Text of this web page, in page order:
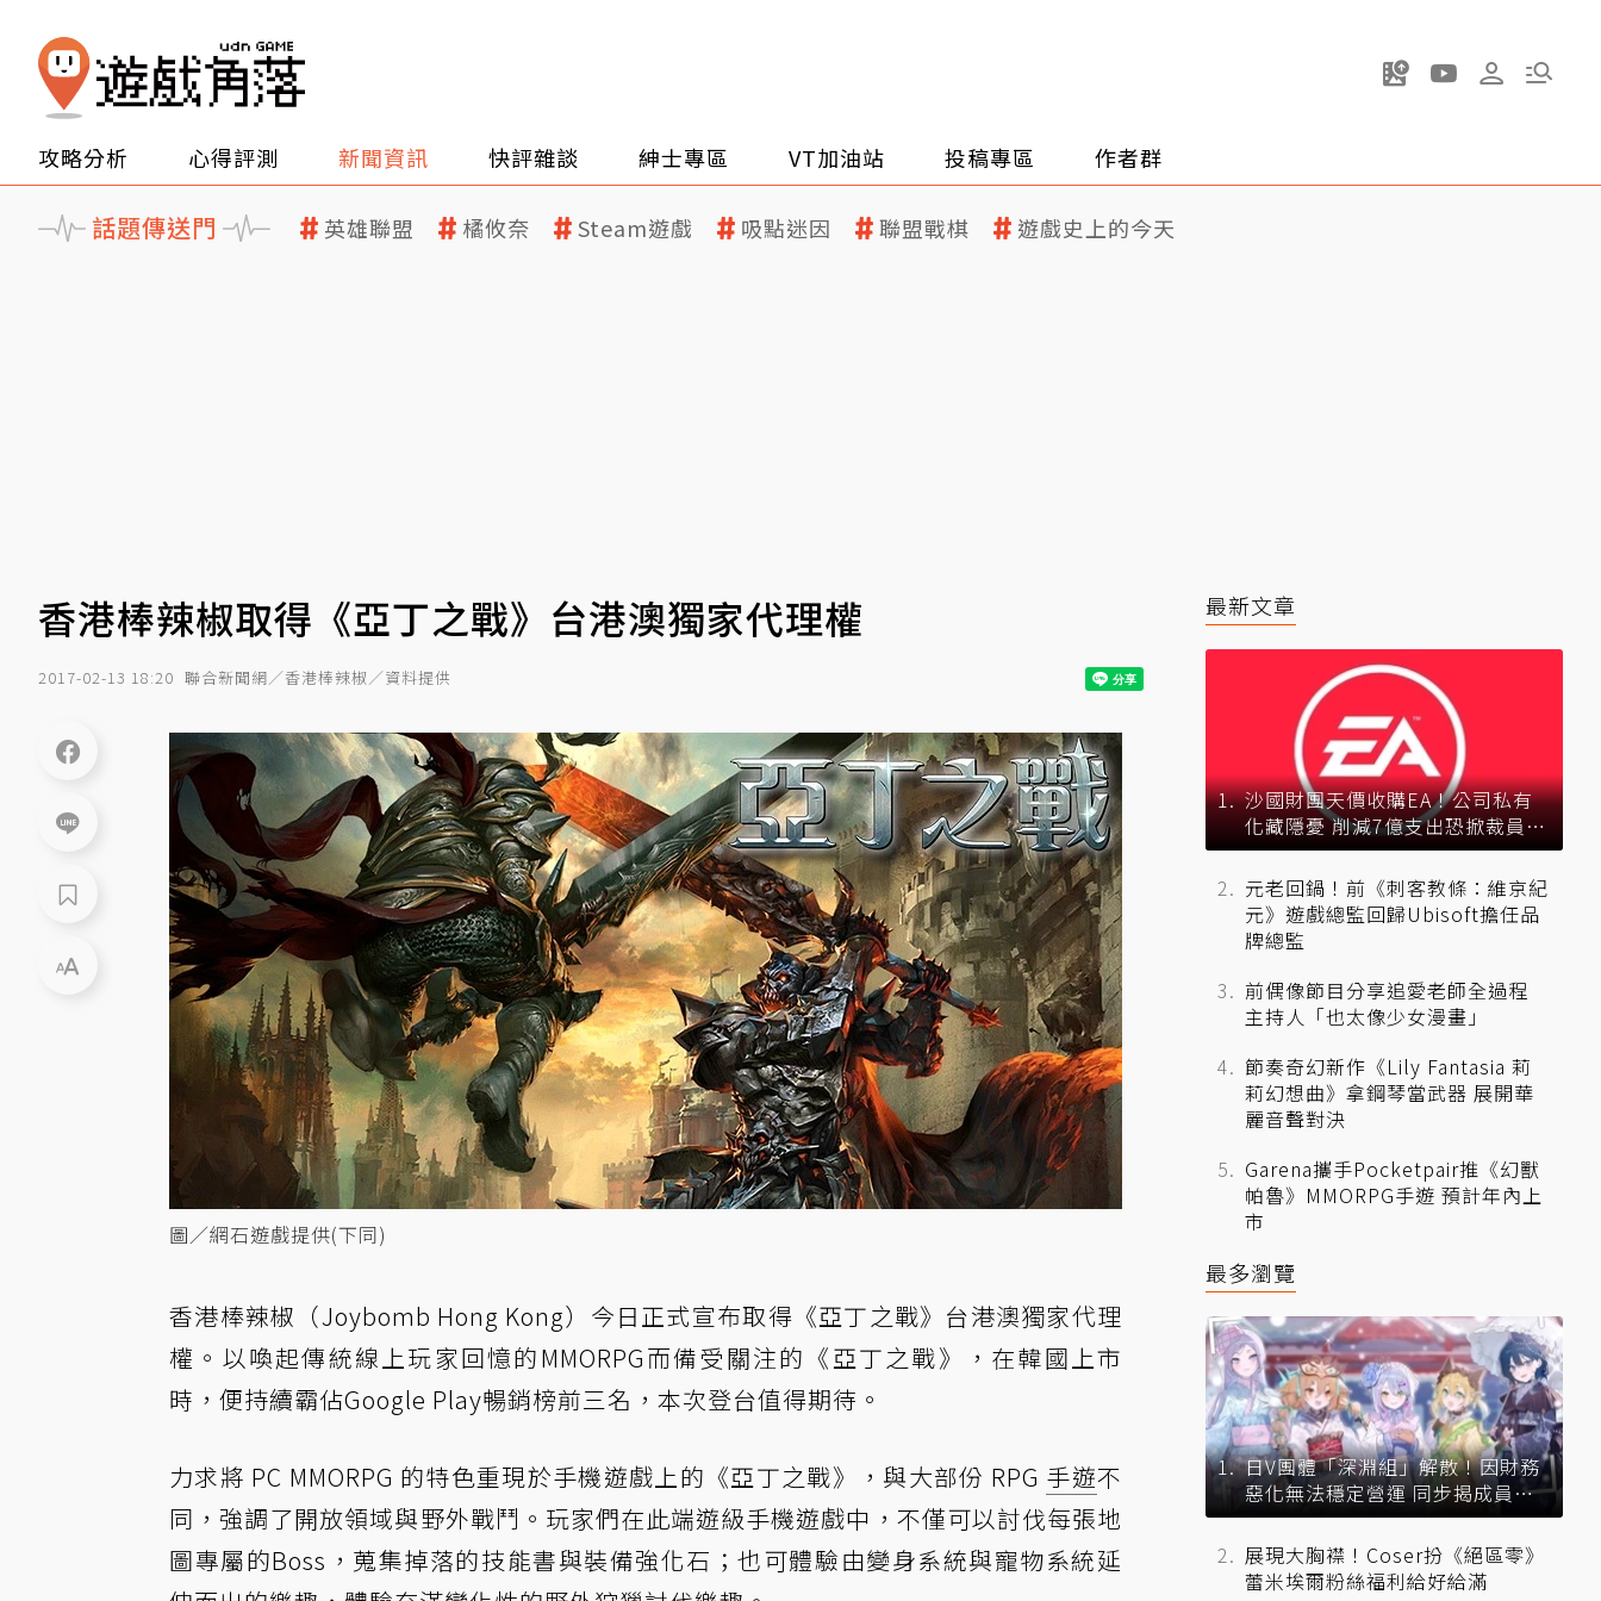
攻略分析 心得評測 新聞資訊 快評雜談 紳士專區 VT加油站 投稿專區 作者群
話題傳送門 英雄聯盟 橘攸奈 Steam遊戲 吸點迷因 聯盟戰棋 遊戲史上的今天
香港棒辣椒取得《亞丁之戰》台港澳獨家代理權
2017-02-13 18:20 聯合新聞網／香港棒辣椒／資料提供
圖／網石遊戲提供(下同)
香港棒辣椒（Joybomb Hong Kong）今日正式宣布取得《亞丁之戰》台港澳獨家代理
權。以喚起傳統線上玩家回憶的MMORPG而備受關注的《亞丁之戰》，在韓國上市
時，便持續霸佔Google Play暢銷榜前三名，本次登台值得期待。
力求將 PC MMORPG 的特色重現於手機遊戲上的《亞丁之戰》，與大部份 RPG 手遊不
同，強調了開放領域與野外戰鬥。玩家們在此端遊級手機遊戲中，不僅可以討伐每張地
圖專屬的Boss，蒐集掉落的技能書與裝備強化石；也可體驗由變身系統與寵物系統延
最新文章
沙國財團天價收購EA！公司私有
化藏隱憂 削減7億支出恐掀裁員風
暴？
元老回鍋！前《刺客教條：維京紀
元》遊戲總監回歸Ubisoft擔任品
牌總監
前偶像節目分享追愛老師全過程
主持人「也太像少女漫畫」
節奏奇幻新作《Lily Fantasia 莉
莉幻想曲》拿鋼琴當武器 展開華
麗音聲對決
Garena攜手Pocketpair推《幻獸
帕魯》MMORPG手遊 預計年內上
市
最多瀏覽
日V團體「深淵組」解散！因財務
惡化無法穩定營運 同步揭成員未
來去向
展現大胸襟！Coser扮《絕區零》
蕾米埃爾粉絲福利給好給滿